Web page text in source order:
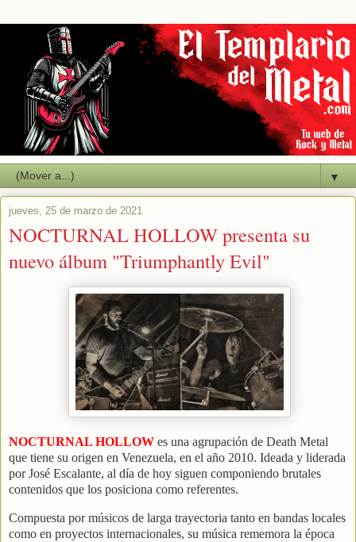
▼
jueves, 25 de marzo de 2021
NOCTURNAL HOLLOW presenta su
nuevo álbum "Triumphantly Evil"
NOCTURNAL HOLLOW es una agrupación de Death Metal
que tiene su origen en Venezuela, en el año 2010. Ideada y liderada
por José Escalante, al día de hoy siguen componiendo brutales
contenidos que los posiciona como referentes.
Compuesta por músicos de larga trayectoria tanto en bandas locales
como en proyectos internacionales, su música rememora la época